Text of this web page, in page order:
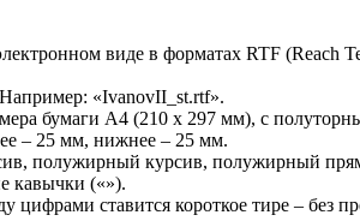
виде в форматах RTF
«IvanovII_st.rtf».
бумаги А4 (210 х 297 мм), с
– 25 мм, нижнее – 25 мм.
полужирный курсив, полужирный
кавычки («»).
ставится короткое тире – без